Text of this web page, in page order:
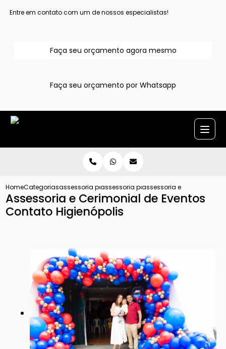
Entre em contato com um de nossos especialistas!
Faça seu orçamento agora mesmo
Faça seu orçamento por Whatsapp
HomeCategoriasassessoria para eventoassessoria para eventosassessoria e cerimonial
Assessoria e Cerimonial de Eventos
Contato Higienópolis